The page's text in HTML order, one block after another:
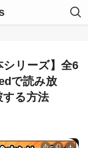
シリーズ】全6
で読み放
する方法